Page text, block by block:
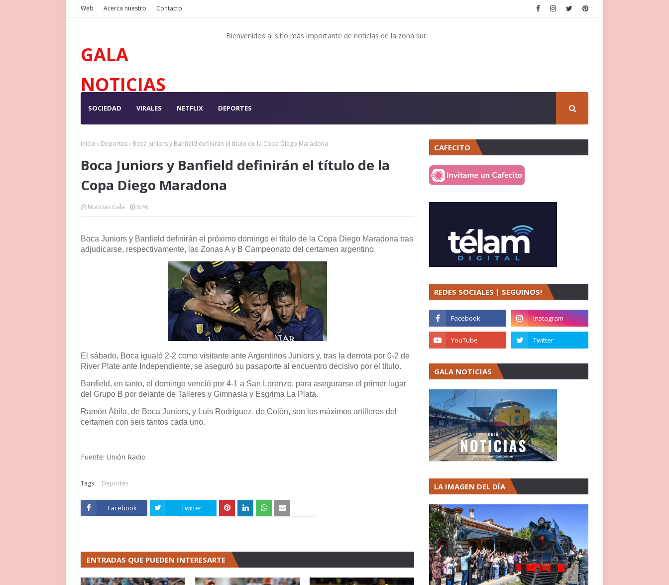
Web Acerca nuestro Contacto
GALA
NOTICIAS
Bienvenidos al sitio más importante de noticias de la zona sur
SOCIEDAD VIRALES NETFLIX DEPORTES
Inicio Deportes Boca Juniors y Banfield definirán el título de la Copa Diego Maradona
Boca Juniors y Banfield definirán el título de la
Copa Diego Maradona
Noticias Gala 6:46
Boca Juniors y Banfield definirán el próximo domingo el título de la Copa Diego Maradona tras
adjudicarse, respectivamente, las Zonas A y B Campeonato del certamen argentino.
El sábado, Boca igualó 2-2 como visitante ante Argentinos Juniors y, tras la derrota por 0-2 de
River Plate ante Independiente, se aseguró su pasaporte al encuentro decisivo por el título.
Banfield, en tanto, el domingo venció por 4-1 a San Lorenzo, para asegurarse el primer lugar
del Grupo B por delante de Talleres y Gimnasia y Esgrima La Plata.
Ramón Ábila, de Boca Juniors, y Luis Rodríguez, de Colón, son los máximos artilleros del
certamen con seis tantos cada uno.
Fuente: Unión Radio
Tags: Deportes
Facebook Twitter
ENTRADAS QUE PUEDEN INTERESARTE
CAFECITO
REDES SOCIALES | SEGUINOS!
GALA NOTICIAS
LA IMAGEN DEL DÍA